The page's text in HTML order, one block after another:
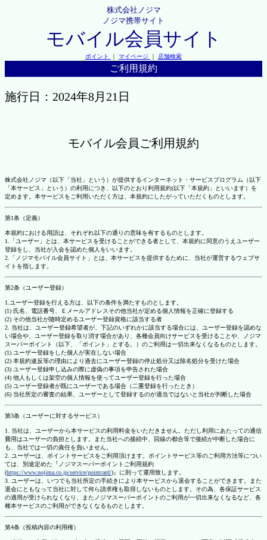
株式会社ノジマ
ノジマ携帯サイト
モバイル会員サイト
ポイント ｜ マイページ ｜ 店舗検索
ご利用規約
施行日：2024年8月21日
モバイル会員ご利用規約
株式会社ノジマ（以下「当社」という）が提供するインターネット・サービスプログラム（以下
「本サービス」という）の利用につき、以下のとおり利用規約(以下「本規約」といいます）を
定めます。本サービスをご利用いただく方は、本規約にしたがっていただくものとします。
第1条（定義）
本規約における用語は、それぞれ以下の通りの意味を有するものとします。
1.「ユーザー」とは、本サービスを受けることができる者として、本規約に同意のうえユーザー
登録をし、当社が入会を認めた個人をいいます。
2.「ノジマモバイル会員サイト」とは、本サービスを提供するために、当社が運営するウェブサ
イトを指します。
第2条（ユーザー登録）
1.ユーザー登録を行える方は、以下の条件を満たすものとします。
(1) 氏名、電話番号、Ｅメールアドレスその他当社が定める個人情報を正確に登録する
(2) その他当社が随時定めるユーザー登録資格に該当する者
2. 当社は、ユーザー登録希望者が、下記のいずれかに該当する場合には、ユーザー登録を認めな
い場合や、ユーザー登録を取り消す場合があり、各種会員向けサービスを受けることや、ノジマ
スーパーポイント（以下、「ポイント」とする。）のご利用は一切出来なくなるものとします。
(1) ユーザー登録をした個人が実在しない場合
(2) 本規約違反等の理由により過去にユーザー登録の停止処分又は除名処分を受けた場合
(3) ユーザー登録申し込みの際に虚偽の事項を申告された場合
(4) 他人もしくは架空の個人情報を使ってユーザー登録を行った場合
(5) ユーザー登録者が既にユーザーである場合（二重登録を行ったとき）
(6) 当社所定の審査の結果、ユーザーとして登録するのが適当ではないと当社が判断した場合
第3条（ユーザーに対するサービス）
1. 当社は、ユーザーから本サービスの利用料金をいただきません。ただし利用にあたっての通信
費用はユーザーの負担とします。また当社への接続中、回線の都合等で接続が中断した場合に
も、当社では一切の責任を負いません。
2. ユーザーは、ポイントサービスをご利用頂けます。ポイントサービス等のご利用方法等につい
ては、別途定めた『ノジマスーパーポイントご利用規約
(https://www.nojima.co.jp/service/pointcard/)』に則って運用致します。
3. ユーザーは、いつでも当社所定の手続きにより本サービスから退会することができます。また
退会にともなって当社に対して何ら請求権も取得しないものとします。その為、各保証サービス
の適用が受けられなくなり、またノジマスーパーポイントのご利用が一切出来なくなるなど、各
種本サービスのご利用ができなくなるものとします。
第4条（投稿内容の利用権）